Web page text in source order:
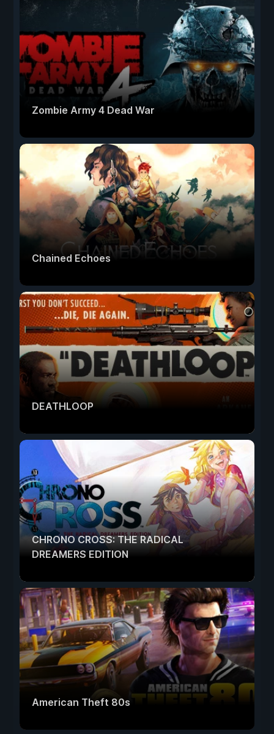
Zombie Army 4 Dead War
Chained Echoes
DEATHLOOP
CHRONO CROSS: THE RADICAL
DREAMERS EDITION
American Theft 80s